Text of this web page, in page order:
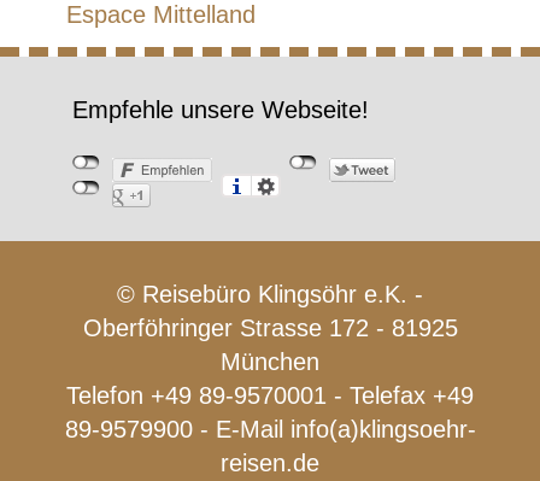
Espace Mittelland
Empfehle unsere Webseite!
© Reisebüro Klingsöhr e.K. -
Oberföhringer Strasse 172 - 81925
München
Telefon +49 89-9570001 - Telefax +49
89-9579900 - E-Mail info(a)klingsoehr-
reisen.de